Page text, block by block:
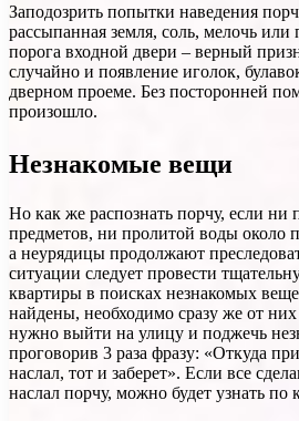
Заподозрить попытки наведения
рассыпанная земля, соль, мелочь или
порога входной двери – верный
случайно и появление иголок,
дверном проеме. Без посторонней
произошло.
Незнакомые вещи
Но как же распознать порчу, если ни
предметов, ни пролитой воды около
а неурядицы продолжают
ситуации следует провести
квартиры в поисках незнакомых
найдены, необходимо сразу же от них
нужно выйти на улицу и поджечь
проговорив 3 раза фразу: «Откуда
наслал, тот и заберет». Если все
наслал порчу, можно будет узнать по